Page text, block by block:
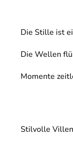
Die Stille ist
Die Wellen
Momente
Stilvolle